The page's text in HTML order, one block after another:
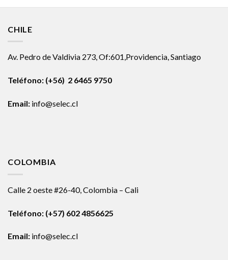
CHILE
Av. Pedro de Valdivia 273, Of:601,Providencia, Santiago
Teléfono: (+56) 2 6465 9750
Email: info@selec.cl
COLOMBIA
Calle 2 oeste #26-40, Colombia – Cali
Teléfono: (+57) 602 4856625
Email: info@selec.cl